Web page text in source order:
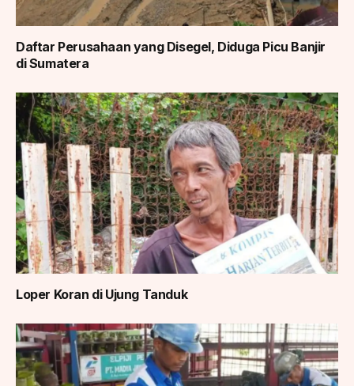
Daftar Perusahaan yang Disegel, Diduga Picu Banjir
di Sumatera
Loper Koran di Ujung Tanduk